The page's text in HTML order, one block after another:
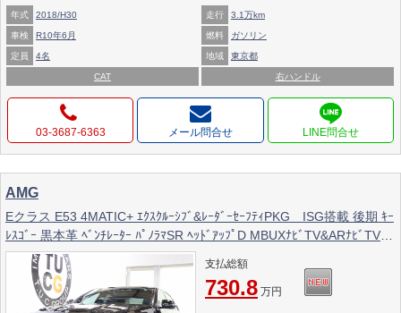
年式 2018/H30 走行 3.1万km
車検 R10年6月 燃料 ガソリン
定員 4名 地域 東京都
CAT 右ハンドル
03-3687-6363 メール問合せ
AMG
Eクラス E53 4MATIC+ ｴｸｽｸﾙｰｼﾌﾞ&ﾚｰﾀﾞｰｾｰﾌﾃｨPKG ISG搭載 後期 ｷｰ
ﾚｽｺﾞｰ 黒本革 ﾍﾞﾝﾁﾚｰﾀｰ ﾊﾟﾉﾗﾏSR ﾍｯﾄﾞｱｯﾌﾟD MBUXﾅﾋﾞTV&ARﾅﾋﾞTV ｽ
ﾏﾎ連携 ﾌﾞﾙﾒｽﾀｰ 360ｶﾒﾗ PTS LEDﾗｲﾄ 自動ﾄﾗﾝｸ AMG専用装備&ﾁｭｰﾆﾝ
ｸﾞ ﾜｲﾔﾚｽ充電 9AT 2年保証
支払総額
730.8 万円